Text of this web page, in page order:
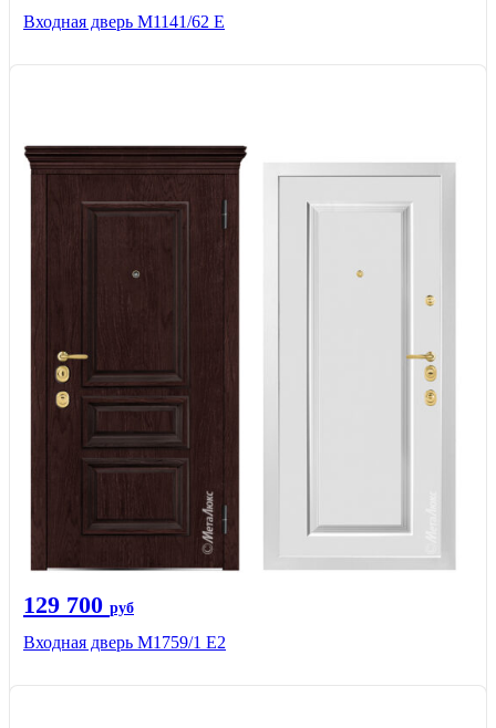
Входная дверь М1141/62 Е
129 700 руб
Входная дверь М1759/1 Е2